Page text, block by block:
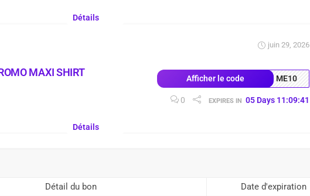
Détails
MAXI SHIRT
juin 29, 2026
Afficher le code ME10
0 EXPIRES IN 05 Days 11:09:40
Détails
Détail du bon Date d'expiration